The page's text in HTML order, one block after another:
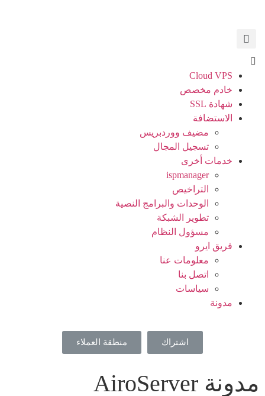
Cloud VPS
خادم مخصص
شهادة SSL
الاستضافة
مضيف ووردبريس
تسجيل المجال
خدمات أخرى
ispmanager
التراخيص
الوحدات والبرامج النصية
تطوير الشبكة
مسؤول النظام
فريق ايرو
معلومات عنا
اتصل بنا
سياسات
مدونة
اشتراك منطقة العملاء
مدونة AiroServer